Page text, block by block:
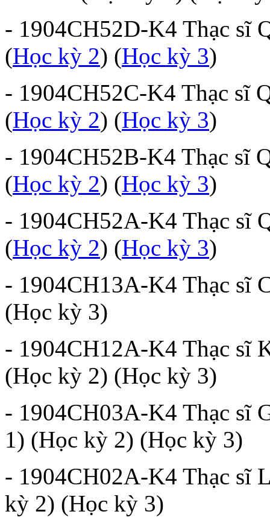
- 1904CH52D-K4 Thạc sĩ
(Học kỳ 2) (Học kỳ 3)
- 1904CH52C-K4 Thạc sĩ
(Học kỳ 2) (Học kỳ 3)
- 1904CH52B-K4 Thạc sĩ
(Học kỳ 2) (Học kỳ 3)
- 1904CH52A-K4 Thạc sĩ
(Học kỳ 2) (Học kỳ 3)
- 1904CH13A-K4 Thạc sĩ
(Học kỳ 3)
- 1904CH12A-K4 Thạc sĩ
(Học kỳ 2) (Học kỳ 3)
- 1904CH03A-K4 Thạc sĩ
1) (Học kỳ 2) (Học kỳ 3)
- 1904CH02A-K4 Thạc sĩ
kỳ 2) (Học kỳ 3)